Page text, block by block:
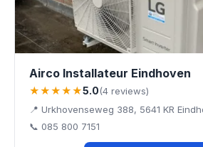
Airco Installateur Eindhoven
★★★★★5.0(4 reviews)
📍 Urkhovenseweg 388, 5641 KR
📞 085 800 7151